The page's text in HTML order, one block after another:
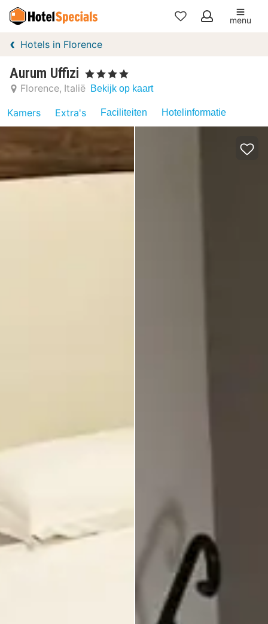
Mijn
menu
Hotels in Florence
Aurum Uffizi , 4 Sterren
Florence Italië Bekijk op kaart
Kamers Extra's Faciliteiten Hotelinformatie